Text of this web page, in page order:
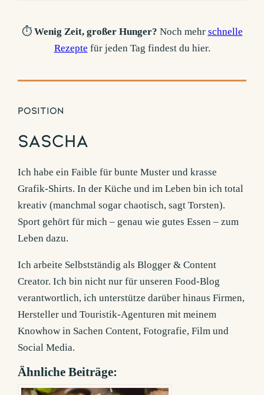
⏱️ Wenig Zeit, großer Hunger? Noch mehr schnelle
Rezepte für jeden Tag findest du hier.
Position
Sascha
Ich habe ein Faible für bunte Muster und krasse
Grafik-Shirts. In der Küche und im Leben bin ich total
kreativ (manchmal sogar chaotisch, sagt Torsten).
Sport gehört für mich – genau wie gutes Essen – zum
Leben dazu.
Ich arbeite Selbstständig als Blogger & Content
Creator. Ich bin nicht nur für unseren Food-Blog
verantwortlich, ich unterstütze darüber hinaus Firmen,
Hersteller und Touristik-Agenturen mit meinem
Knowhow in Sachen Content, Fotografie, Film und
Social Media.
Ähnliche Beiträge: